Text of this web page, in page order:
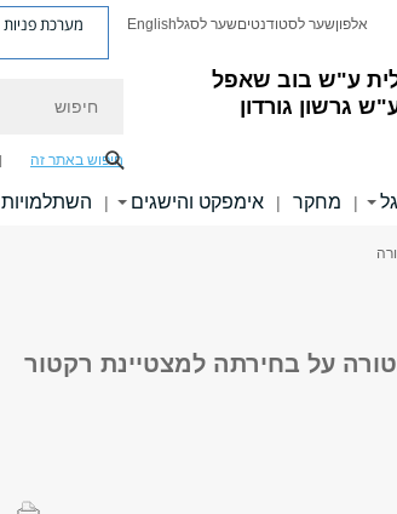
ע"ש בוב שאפל
גרשון גורדון
אלפוןשער לסטודנטיםשער לסגלEnglish מערכת פניות
חיפוש באתר זה
| מחקר | אימפקט והישגים | השתלמויות
על בחירתה למצטיינת רקטור